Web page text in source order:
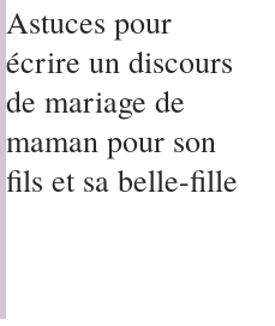
Astuces pour
écrire un discours
de mariage de
maman pour son
fils et sa belle-fille